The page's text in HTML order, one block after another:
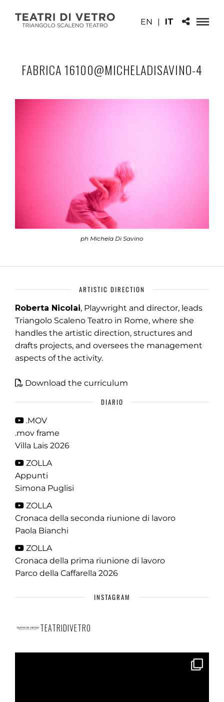
EN | IT
FABRICA 16100@MICHELADISAVINO-4
ph Michela Di Savino
ARTISTIC DIRECTION
Roberta Nicolai, Playwright and director, leads
Triangolo Scaleno Teatro in Rome, where she
handles the artistic direction, structures and
drafts projects, and oversees the management
aspects of the activity.
Download the curriculum
DIARIO
.MOV
.mov frame
Villa Lais 2026
ZOLLA
Appunti
Simona Puglisi
ZOLLA
Cronaca della seconda riunione di lavoro
Paola Bianchi
ZOLLA
Cronaca della prima riunione di lavoro
Parco della Caffarella 2026
INSTAGRAM
TEATRIDIVETRO